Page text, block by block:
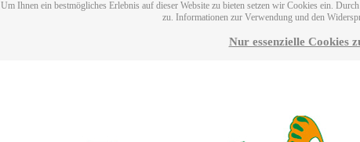
Um Ihnen ein bestmögliches Erlebnis auf dieser Website zu bieten setzen wir Cookies ein.
zu. Informationen zur Verwendung und den
Nur essenzielle Cookies